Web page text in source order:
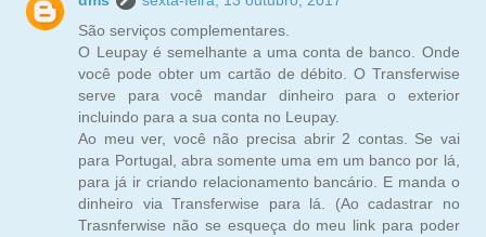
São serviços complementares.
O Leupay é semelhante a uma conta de banco. Onde
você pode obter um cartão de débito. O Transferwise
serve para você mandar dinheiro para o exterior
incluindo para a sua conta no Leupay.
Ao meu ver, você não precisa abrir 2 contas. Se vai
para Portugal, abra somente uma em um banco por lá,
para já ir criando relacionamento bancário. E manda o
dinheiro via Transferwise para lá. (Ao cadastrar no
Trasnferwise não se esqueça do meu link para poder